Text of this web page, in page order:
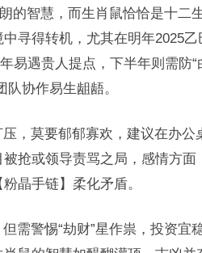
的智慧，而生肖鼠恰恰是十二
寻得转机，尤其在明年2025
易遇贵人提点，下半年则需防
协作易生龃龉。
，莫要郁郁寡欢，建议在办
抢或领导责骂之局，感情方
晶手链】柔化矛盾。
需警惕“劫财”星作祟，投资宜